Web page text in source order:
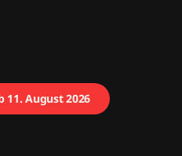
11. August 2026